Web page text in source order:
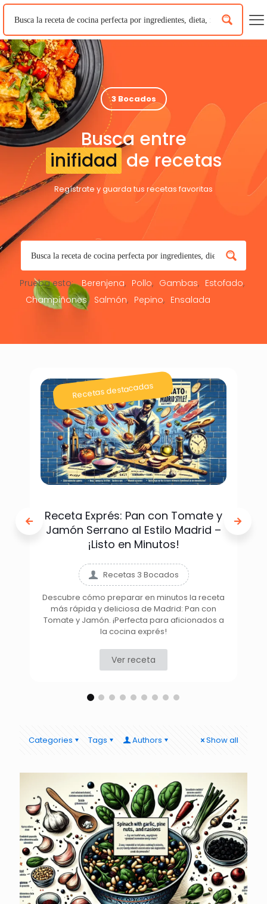
3 Bocados
Busca entre
inifidad de recetas
Regístrate y guarda tus recetas favoritas
Prueba esto: Berenjena Pollo Gambas
Estofado
Champiñones
Salmón Pepino Ensalada
Recetas destacadas
Receta Exprés: Pan con Tomate y
Jamón Serrano al Estilo Madrid –
¡Listo en Minutos!
Recetas 3 Bocados
Descubre cómo preparar en minutos la receta
más rápida y deliciosa de Madrid: Pan con
Tomate y Jamón. ¡Perfecta para aficionados a
la cocina exprés!
Ver receta
Categories Tags Authors Show all